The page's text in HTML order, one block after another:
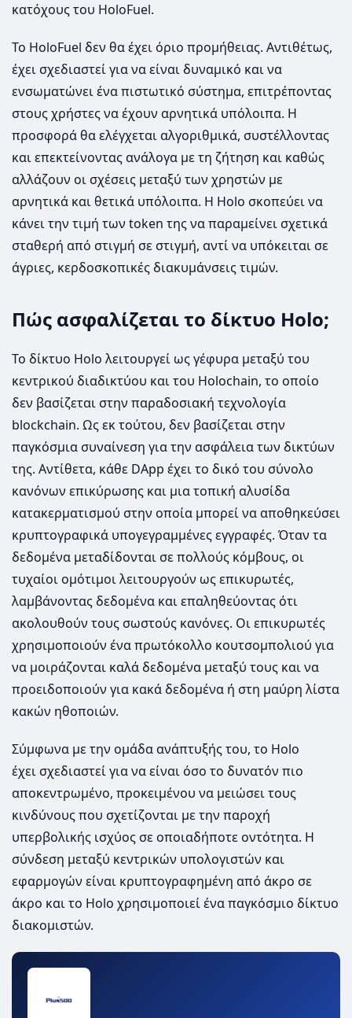
κατόχους του HoloFuel.
Το HoloFuel δεν θα έχει όριο προμήθειας. Αντιθέτως,
έχει σχεδιαστεί για να είναι δυναμικό και να
ενσωματώνει ένα πιστωτικό σύστημα, επιτρέποντας
στους χρήστες να έχουν αρνητικά υπόλοιπα. Η
προσφορά θα ελέγχεται αλγοριθμικά, συστέλλοντας
και επεκτείνοντας ανάλογα με τη ζήτηση και καθώς
αλλάζουν οι σχέσεις μεταξύ των χρηστών με
αρνητικά και θετικά υπόλοιπα. Η Holo σκοπεύει να
κάνει την τιμή των token της να παραμείνει σχετικά
σταθερή από στιγμή σε στιγμή, αντί να υπόκειται σε
άγριες, κερδοσκοπικές διακυμάνσεις τιμών.
Πώς ασφαλίζεται το δίκτυο Holo;
Το δίκτυο Holo λειτουργεί ως γέφυρα μεταξύ του
κεντρικού διαδικτύου και του Holochain, το οποίο
δεν βασίζεται στην παραδοσιακή τεχνολογία
blockchain. Ως εκ τούτου, δεν βασίζεται στην
παγκόσμια συναίνεση για την ασφάλεια των δικτύων
της. Αντίθετα, κάθε DApp έχει το δικό του σύνολο
κανόνων επικύρωσης και μια τοπική αλυσίδα
κατακερματισμού στην οποία μπορεί να αποθηκεύσει
κρυπτογραφικά υπογεγραμμένες εγγραφές. Όταν τα
δεδομένα μεταδίδονται σε πολλούς κόμβους, οι
τυχαίοι ομότιμοι λειτουργούν ως επικυρωτές,
λαμβάνοντας δεδομένα και επαληθεύοντας ότι
ακολουθούν τους σωστούς κανόνες. Οι επικυρωτές
χρησιμοποιούν ένα πρωτόκολλο κουτσομπολιού για
να μοιράζονται καλά δεδομένα μεταξύ τους και να
προειδοποιούν για κακά δεδομένα ή στη μαύρη λίστα
κακών ηθοποιών.
Σύμφωνα με την ομάδα ανάπτυξής του, το Holo
έχει σχεδιαστεί για να είναι όσο το δυνατόν πιο
αποκεντρωμένο, προκειμένου να μειώσει τους
κινδύνους που σχετίζονται με την παροχή
υπερβολικής ισχύος σε οποιαδήποτε οντότητα. Η
σύνδεση μεταξύ κεντρικών υπολογιστών και
εφαρμογών είναι κρυπτογραφημένη από άκρο σε
άκρο και το Holo χρησιμοποιεί ένα παγκόσμιο δίκτυο
διακομιστών.